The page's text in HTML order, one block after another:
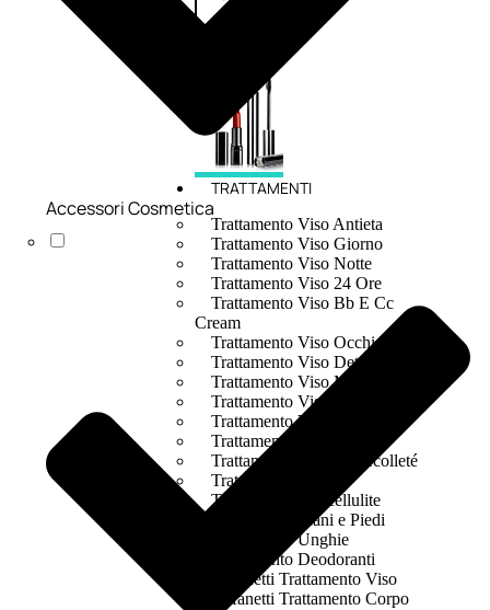
TRATTAMENTI
Trattamento Viso Antieta
Trattamento Viso Giorno
Trattamento Viso Notte
Trattamento Viso 24 Ore
Trattamento Viso Bb E Cc
Cream
Trattamento Viso Occhi
Trattamento Viso Detergenza
Trattamento Viso Maschere
Trattamento Viso Idratante
Trattamento Viso Labbra
Trattamento Viso Sieri
Trattamento Collo e Decolleté
Trattamento Corpo
Trattamento Anticellulite
Trattamento Mani e Piedi
Trattamento Unghie
Trattamento Deodoranti
Cofanetti Trattamento Viso
Cofanetti Trattamento Corpo
Accessori Cosmetica